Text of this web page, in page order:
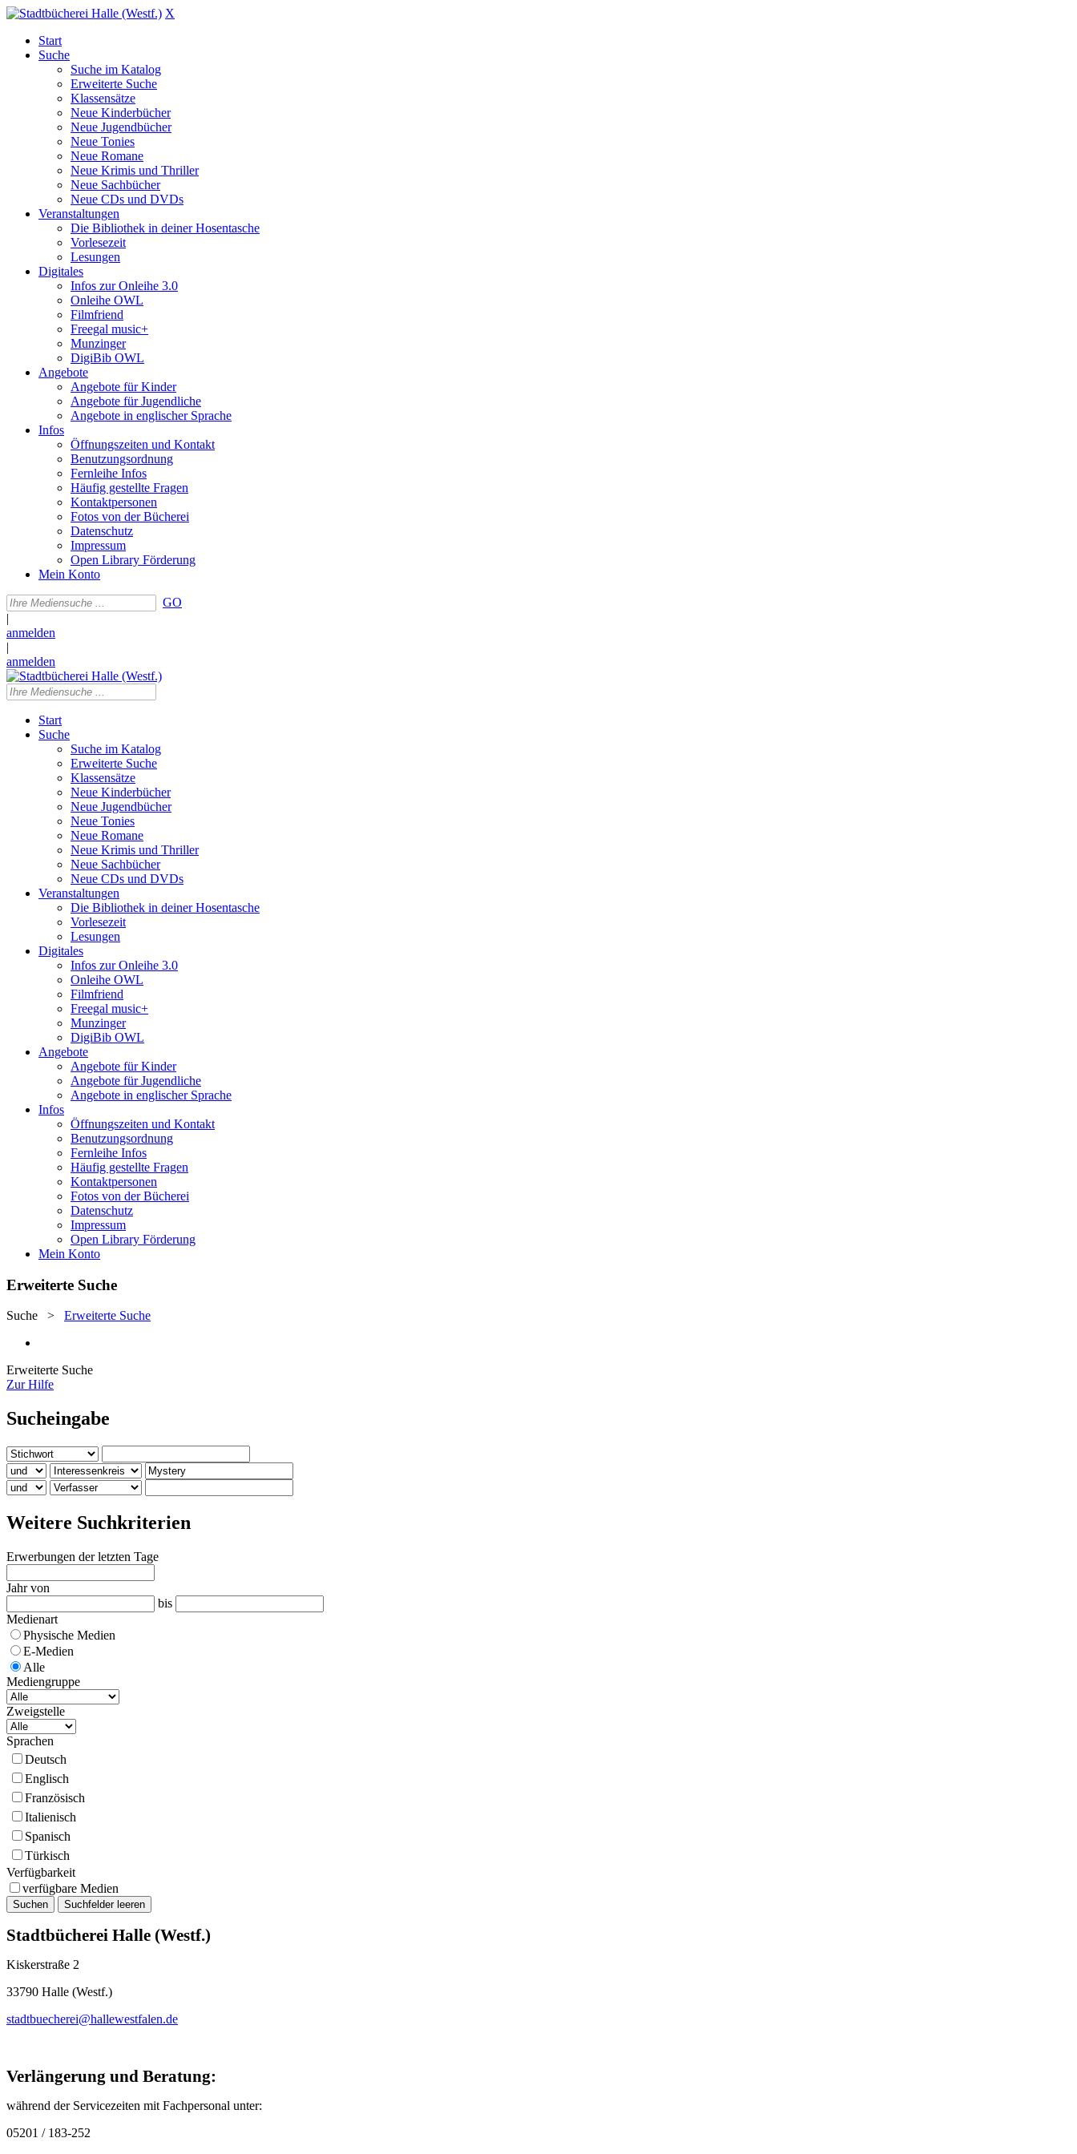
X
Start
Suche
Suche im Katalog
Erweiterte Suche
Klassensätze
Neue Kinderbücher
Neue Jugendbücher
Neue Tonies
Neue Romane
Neue Krimis und Thriller
Neue Sachbücher
Neue CDs und DVDs
Veranstaltungen
Die Bibliothek in deiner Hosentasche
Vorlesezeit
Lesungen
Digitales
Infos zur Onleihe 3.0
Onleihe OWL
Filmfriend
Freegal music+
Munzinger
DigiBib OWL
Angebote
Angebote für Kinder
Angebote für Jugendliche
Angebote in englischer Sprache
Infos
Öffnungszeiten und Kontakt
Benutzungsordnung
Fernleihe Infos
Häufig gestellte Fragen
Kontaktpersonen
Fotos von der Bücherei
Datenschutz
Impressum
Open Library Förderung
Mein Konto
GO
|
anmelden
|
anmelden
Start
Suche
Suche im Katalog
Erweiterte Suche
Klassensätze
Neue Kinderbücher
Neue Jugendbücher
Neue Tonies
Neue Romane
Neue Krimis und Thriller
Neue Sachbücher
Neue CDs und DVDs
Veranstaltungen
Die Bibliothek in deiner Hosentasche
Vorlesezeit
Lesungen
Digitales
Infos zur Onleihe 3.0
Onleihe OWL
Filmfriend
Freegal music+
Munzinger
DigiBib OWL
Angebote
Angebote für Kinder
Angebote für Jugendliche
Angebote in englischer Sprache
Infos
Öffnungszeiten und Kontakt
Benutzungsordnung
Fernleihe Infos
Häufig gestellte Fragen
Kontaktpersonen
Fotos von der Bücherei
Datenschutz
Impressum
Open Library Förderung
Mein Konto
Erweiterte Suche
Suche > Erweiterte Suche
Erweiterte Suche
Zur Hilfe
Sucheingabe
Weitere Suchkriterien
Erwerbungen der letzten Tage
Jahr von
bis
Medienart
Physische Medien
E-Medien
Alle
Mediengruppe
Zweigstelle
Sprachen
Deutsch
Englisch
Französisch
Italienisch
Spanisch
Türkisch
Verfügbarkeit
verfügbare Medien
Stadtbücherei Halle (Westf.)
Kiskerstraße 2
33790 Halle (Westf.)
stadtbuecherei@hallewestfalen.de
Verlängerung und Beratung:
während der Servicezeiten mit Fachpersonal unter:
05201 / 183-252